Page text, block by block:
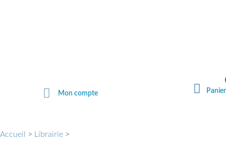
Mon compte Panier
Accueil > Librairie >